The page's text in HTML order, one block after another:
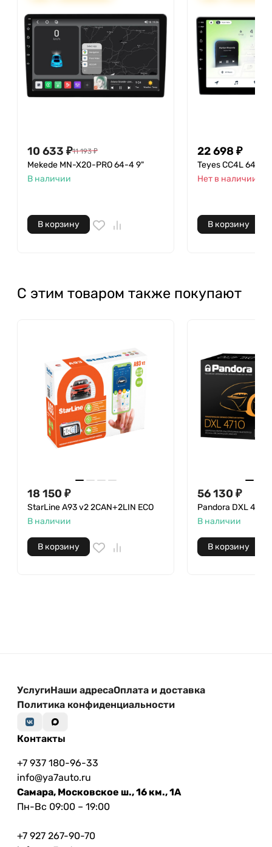
10 633 ₽11 193 ₽
Mekede MN-X20-PRO 64-4 9"
В наличии
В корзину
22 698 ₽
Teyes CC4L 64-6
Нет в наличии
В корзину
С этим товаром также покупают
18 150 ₽
StarLine A93 v2 2CAN+2LIN ECO
В наличии
В корзину
56 130 ₽
Pandora DXL 4710
В наличии
В корзину
УслугиНаши адресаОплата и доставка
Политика конфиденциальности
Контакты
+7 937 180-96-33
info@ya7auto.ru
Самара, Московское ш., 16 км., 1А
Пн-Вс 09:00 – 19:00
+7 927 267-90-70